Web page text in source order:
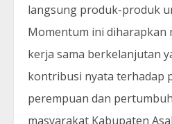
langsung produk-produk
Momentum ini diharapkan
kerja sama berkelanjutan
kontribusi nyata terhadap
perempuan dan
masyarakat Kabupaten